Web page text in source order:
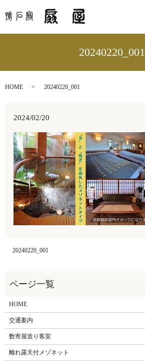
20240220_001
HOME 20240220_001
2024/02/20
20240220_001
HOME
交通案内
数寄屋造り客室
離れ露天付メゾネット